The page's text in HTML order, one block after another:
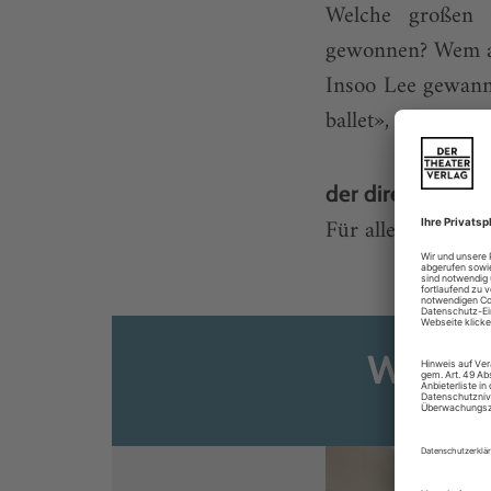
Welche
gewonnen?
Insoo Lee
ballet»,
der direkte weg
Für alle, die